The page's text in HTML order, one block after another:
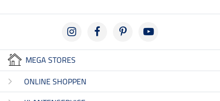
MEGA STORES
ONLINE SHOPPEN